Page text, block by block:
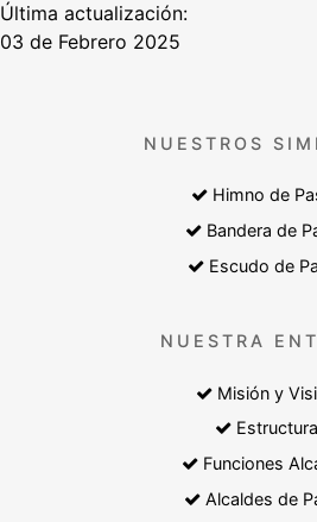
Última actualización:
03 de Febrero 2025
NUESTROS
Himno de
Bandera de
Escudo de
NUESTRA
Misión y
Estructura
Funciones
Alcaldes de